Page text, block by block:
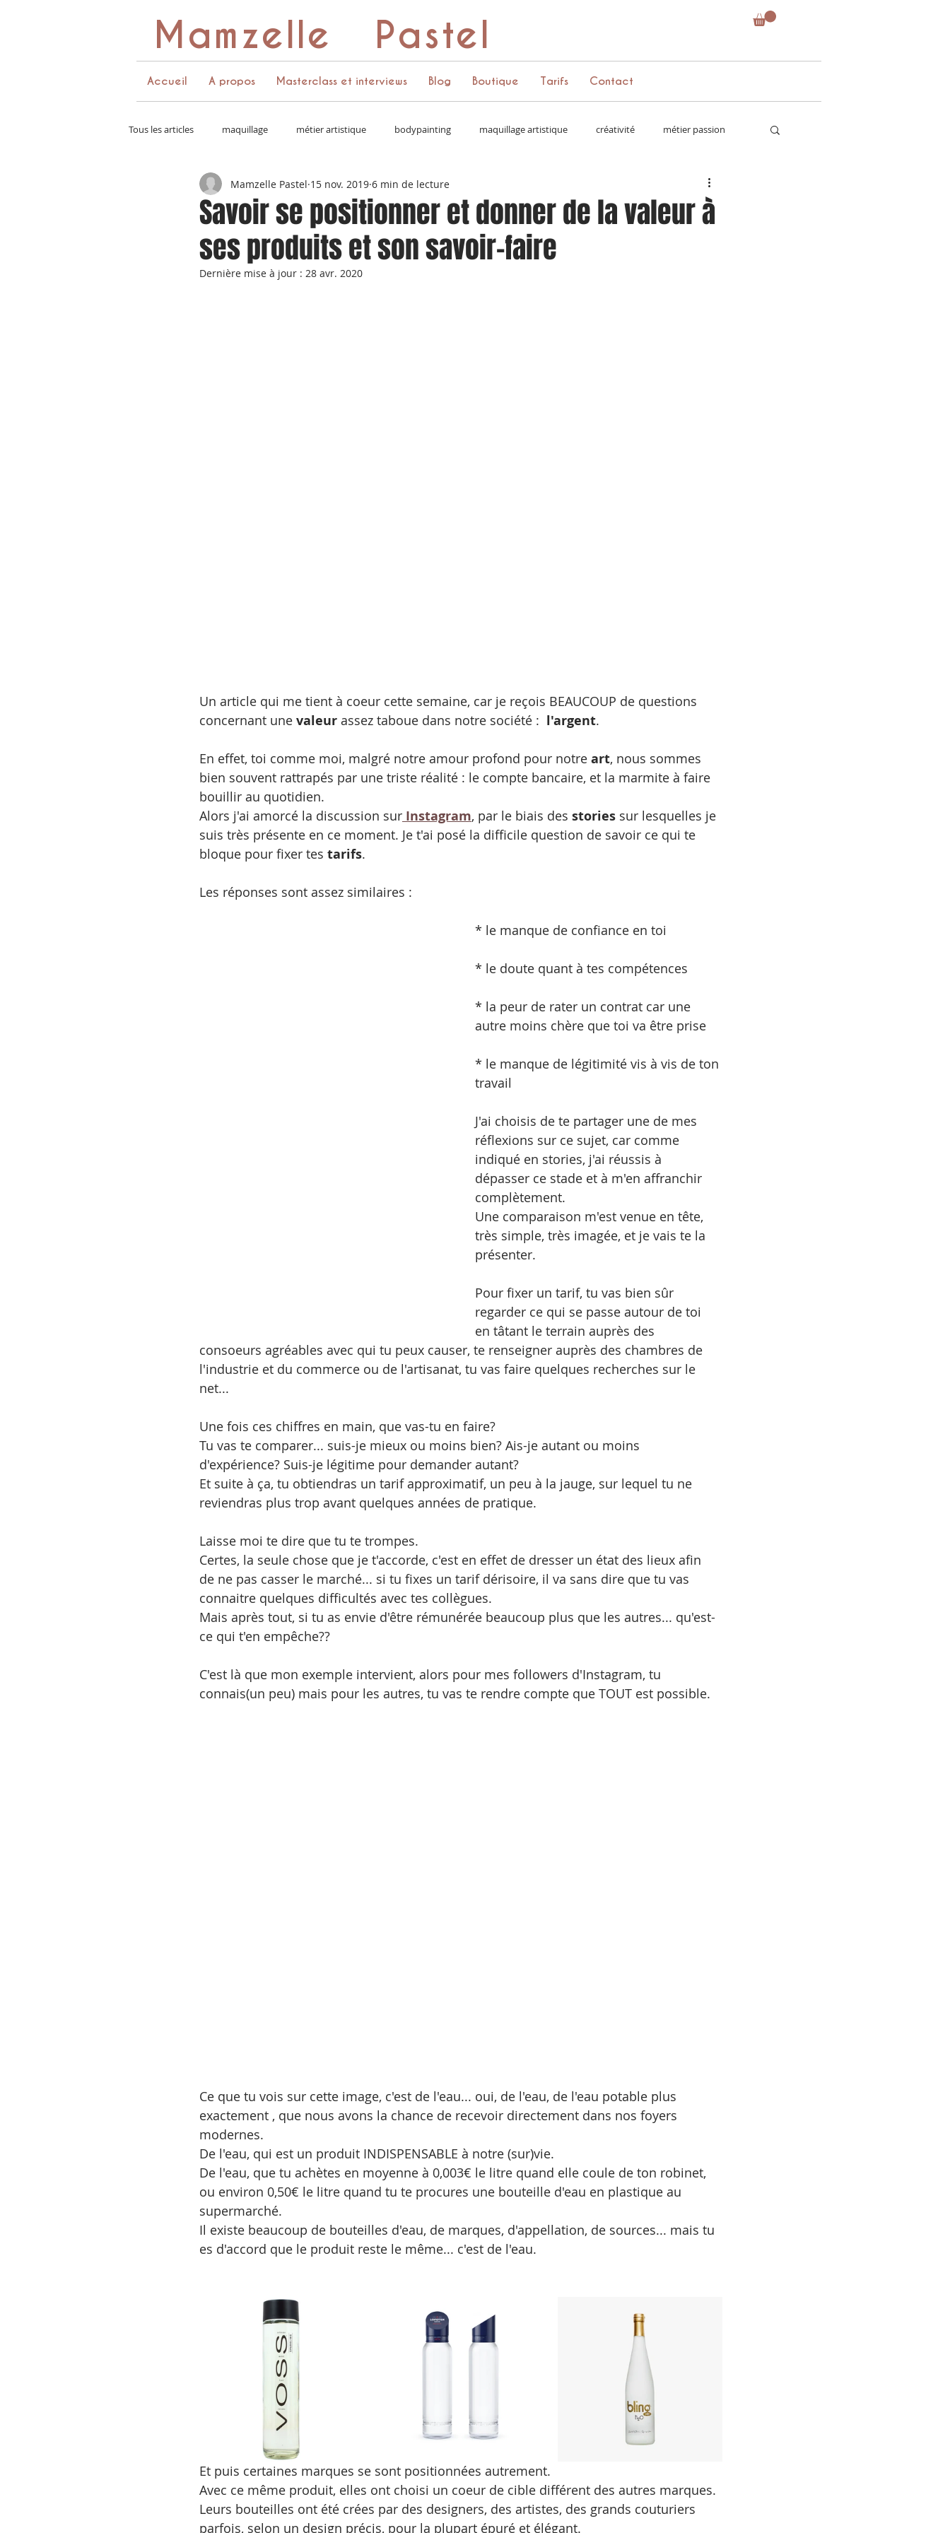
Mamzelle Pastel
Accueil A propos Masterclass et interviews Blog Boutique Tarifs Contact
Tous les articles maquillage métier artistique bodypainting maquillage artistique créativité métier passion
couleurs et pinceaux palette de couleurs vie d'artiste
communication media kit apprendre à se vendre réseaux sociaux
Savoir se positionner et donner de la valeur à
ses produits et son savoir-faire
Mamzelle Pastel 15 nov. 2019 6 min de lecture
Dernière mise à jour : 28 avr. 2020
Un article qui me tient à coeur cette semaine, car je reçois BEAUCOUP de questions
concernant une valeur assez taboue dans notre société : l'argent.
En effet, toi comme moi, malgré notre amour profond pour notre art, nous sommes
bien souvent rattrapés par une triste réalité : le compte bancaire, et la marmite à faire
bouillir au quotidien.
Alors j'ai amorcé la discussion sur Instagram, par le biais des stories sur lesquelles je
suis très présente en ce moment. Je t'ai posé la difficile question de savoir ce qui te
bloque pour fixer tes tarifs.
Les réponses sont assez similaires :
* le manque de confiance en toi
* le doute quant à tes compétences
* la peur de rater un contrat car une
autre moins chère que toi va être prise
* le manque de légitimité vis à vis de ton
travail
J'ai choisis de te partager une de mes
réflexions sur ce sujet, car comme
indiqué en stories, j'ai réussis à
dépasser ce stade et à m'en affranchir
complètement.
Une comparaison m'est venue en tête,
très simple, très imagée, et je vais te la
présenter.
Pour fixer un tarif, tu vas bien sûr
regarder ce qui se passe autour de toi
en tâtant le terrain auprès des
consoeurs agréables avec qui tu peux causer, te renseigner auprès des chambres de
l'industrie et du commerce ou de l'artisanat, tu vas faire quelques recherches sur le
net...
Une fois ces chiffres en main, que vas-tu en faire?
Tu vas te comparer... suis-je mieux ou moins bien? Ais-je autant ou moins
d'expérience? Suis-je légitime pour demander autant?
Et suite à ça, tu obtiendras un tarif approximatif, un peu à la jauge, sur lequel tu ne
reviendras plus trop avant quelques années de pratique.
Laisse moi te dire que tu te trompes.
Certes, la seule chose que je t'accorde, c'est en effet de dresser un état des lieux afin
de ne pas casser le marché... si tu fixes un tarif dérisoire, il va sans dire que tu vas
connaitre quelques difficultés avec tes collègues.
Mais après tout, si tu as envie d'être rémunérée beaucoup plus que les autres... qu'est-
ce qui t'en empêche??
C'est là que mon exemple intervient, alors pour mes followers d'Instagram, tu
connais(un peu) mais pour les autres, tu vas te rendre compte que TOUT est possible.
Ce que tu vois sur cette image, c'est de l'eau... oui, de l'eau, de l'eau potable plus
exactement , que nous avons la chance de recevoir directement dans nos foyers
modernes.
De l'eau, qui est un produit INDISPENSABLE à notre (sur)vie.
De l'eau, que tu achètes en moyenne à 0,003€ le litre quand elle coule de ton robinet,
ou environ 0,50€ le litre quand tu te procures une bouteille d'eau en plastique au
supermarché.
Il existe beaucoup de bouteilles d'eau, de marques, d'appellation, de sources... mais tu
es d'accord que le produit reste le même... c'est de l'eau.
Et puis certaines marques se sont positionnées autrement.
Avec ce même produit, elles ont choisi un coeur de cible différent des autres marques.
Leurs bouteilles ont été crées par des designers, des artistes, des grands couturiers
parfois, selon un design précis, pour la plupart épuré et élégant.